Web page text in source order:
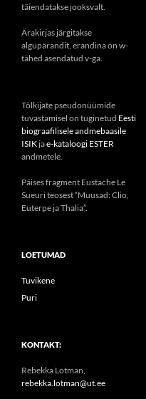
täiendatakse jooksvalt.
Ärakirjas järgitakse
algupärandit, erandina on w-
tähed asendatud v-ga.
Tõlkijate pseudonüümide
tuvastamisel on tuginetud Eesti
biograafilisele andmebaasile
ISIK jae-kataloogi ESTER
andmetele.
Päises fragment Eustache Le
Sueuri teosest “Muusad: Clio,
Euterpe ja Thalia”.
LOETUMAD
Tuvikene
Puri
KONTAKT:
Rebekka Lotman,
rebekka.lotman@ut.ee